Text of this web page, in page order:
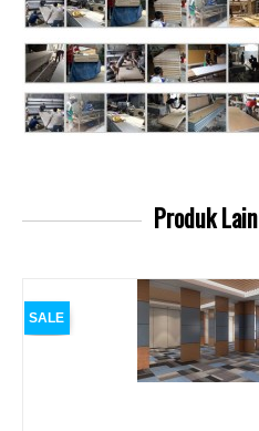
Produk Lain
SALE